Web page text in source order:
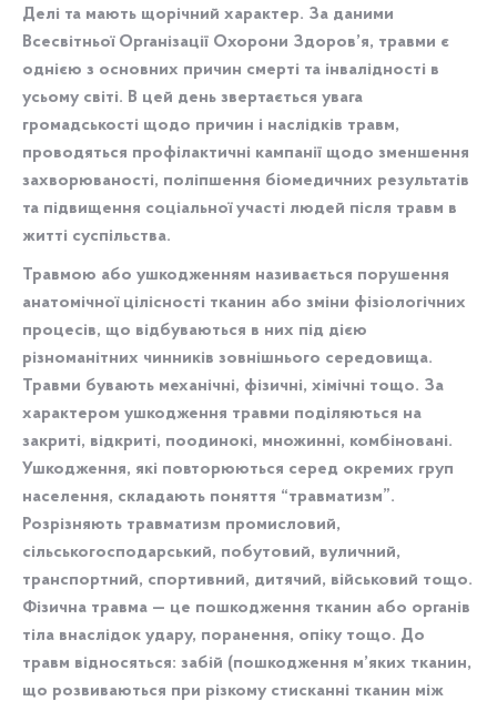
Делі та мають щорічний характер. За даними
Всесвітньої Організації Охорони Здоров’я, травми є
однією з основних причин смерті та інвалідності в
усьому світі. В цей день звертається увага
громадськості щодо причин і наслідків травм,
проводяться профілактичні кампанії щодо зменшення
захворюваності, поліпшення біомедичних результатів
та підвищення соціальної участі людей після травм в
житті суспільства.
Травмою або ушкодженням називається порушення
анатомічної цілісності тканин або зміни фізіологічних
процесів, що відбуваються в них під дією
різноманітних чинників зовнішнього середовища.
Травми бувають механічні, фізичні, хімічні тощо. За
характером ушкодження травми поділяються на
закриті, відкриті, поодинокі, множинні, комбіновані.
Ушкодження, які повторюються серед окремих груп
населення, складають поняття “травматизм”.
Розрізняють травматизм промисловий,
сільськогосподарський, побутовий, вуличний,
транспортний, спортивний, дитячий, військовий тощо.
Фізична травма — це пошкодження тканин або органів
тіла внаслідок удару, поранення, опіку тощо. До
травм відносяться: забій (пошкодження м’яких тканин,
що розвиваються при різкому стисканні тканин між